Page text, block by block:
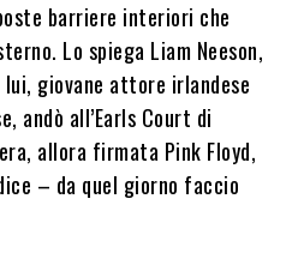
barriere interiori che
Lo spiega Liam Neeson,
giovane attore irlandese
andò all’Earls Court di
allora firmata Pink Floyd,
– da quel giorno faccio